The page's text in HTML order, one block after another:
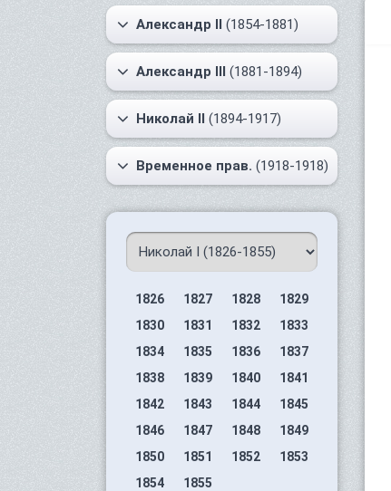
Александр II (1854-1881)
Александр III (1881-1894)
Николай II (1894-1917)
Временное прав. (1918-1918)
1826 1827 1828
1829
1830
1831 1832
1833
1834
1835 1836
1837
1838
1839 1840
1841
1842
1843 1844
1845
1846
1847 1848
1849
1850
1851 1852
1853
1854
1855